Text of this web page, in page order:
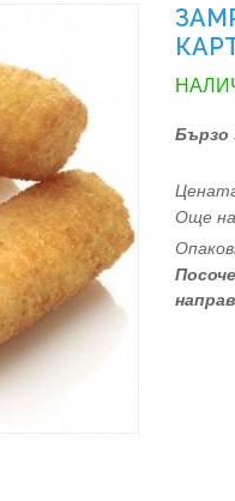
Бързо
Още